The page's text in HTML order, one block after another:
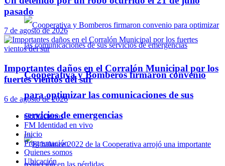
Cooperativa y Bomberos firmaron convenio
para optimizar las comunicaciones de sus
servicios de emergencias
pasado
7 de agosto de 2026
Importantes daños en el Corralón Municipal por los
fuertes vientos del sur
6 de agosto de 2026
Contáctenos
FM Identidad en vivo
Inicio
Programación
Quienes somos
Ubicación